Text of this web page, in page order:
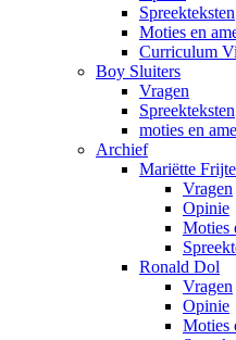
Spreekteksten
Moties en
Curriculum
Boy Sluiters
Vragen
Spreekteksten
moties en
Archief
Mariëtte
Vragen
Opinie
Moties
Ronald Dol
Vragen
Opinie
Moties